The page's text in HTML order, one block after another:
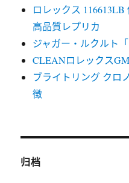
ロレックス
高品質レプリカ
ジャガー・ルクルト
CLEANロレックス
ブライトリング クロ
徴
归档